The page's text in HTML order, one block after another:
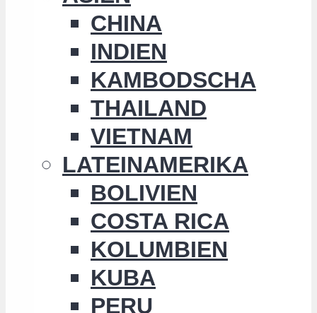
CHINA
INDIEN
KAMBODSCHA
THAILAND
VIETNAM
LATEINAMERIKA
BOLIVIEN
COSTA RICA
KOLUMBIEN
KUBA
PERU